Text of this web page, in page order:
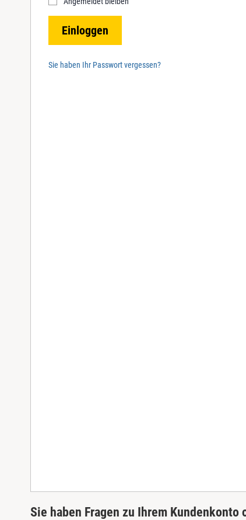
d
Einloggen
Sie haben Ihr Passwort vergessen?
Sie haben Fragen zu Ihrem